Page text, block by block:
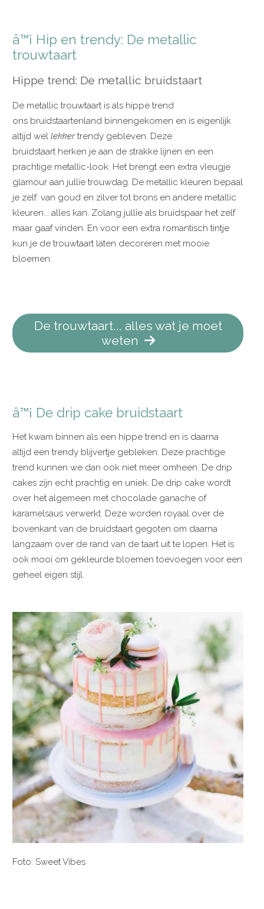
â™¡ Hip en trendy: De metallic
trouwtaart
Hippe trend: De metallic bruidstaart
De metallic trouwtaart is als hippe trend
ons bruidstaartenland binnengekomen en is eigenlijk
altijd wellekkertrendy gebleven. Deze
bruidstaart herken je aan de strakke lijnen en een
prachtige metallic-look. Het brengt een extra vleugje
glamour aan jullie trouwdag. De metallic kleuren bepaal
je zelf: van goud en zilver tot brons en andere metallic
kleuren... alles kan. Zolang jullie als bruidspaar het zelf
maar gaaf vinden. En voor een extra romantisch tintje
kun je de trouwtaart laten decoreren met mooie
bloemen.
De trouwtaart... alles wat je moet
weten
â™¡ De drip cake bruidstaart
Het kwam binnen als een hippe trend en is daarna
altijd een trendy blijvertje gebleken. Deze prachtige
trend kunnen we dan ook niet meer omheen: De drip
cakes zijn echt prachtig en uniek. De drip cake wordt
over het algemeen met chocolade ganache of
karamelsaus verwerkt. Deze worden royaal over de
bovenkant van de bruidstaart gegoten om daarna
langzaam over de rand van de taart uit te lopen. Het is
ook mooi om gekleurde bloemen toevoegen voor een
geheel eigen stijl.
Foto: Sweet Vibes